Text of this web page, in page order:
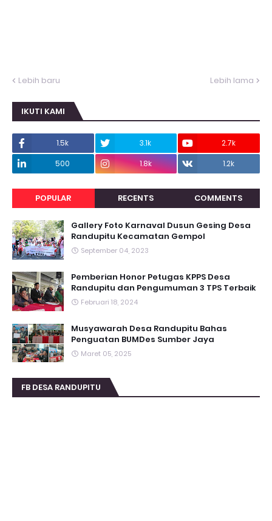
Lebih baru Lebih lama
IKUTI KAMI
1.5k 3.1k
2.7k
500
1.8k 1.2k
POPULAR RECENTS COMMENTS
Gallery Foto Karnaval Dusun Gesing Desa
Randupitu Kecamatan Gempol
September 04, 2023
Pemberian Honor Petugas KPPS Desa
Randupitu dan Pengumuman 3 TPS Terbaik
Februari 18, 2024
Musyawarah Desa Randupitu Bahas
Penguatan BUMDes Sumber Jaya
Maret 05, 2025
FB DESA RANDUPITU